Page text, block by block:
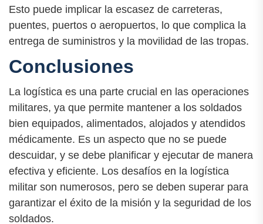
Esto puede implicar la escasez de carreteras,
puentes, puertos o aeropuertos, lo que complica la
entrega de suministros y la movilidad de las tropas.
Conclusiones
La logística es una parte crucial en las operaciones
militares, ya que permite mantener a los soldados
bien equipados, alimentados, alojados y atendidos
médicamente. Es un aspecto que no se puede
descuidar, y se debe planificar y ejecutar de manera
efectiva y eficiente. Los desafíos en la logística
militar son numerosos, pero se deben superar para
garantizar el éxito de la misión y la seguridad de los
soldados.